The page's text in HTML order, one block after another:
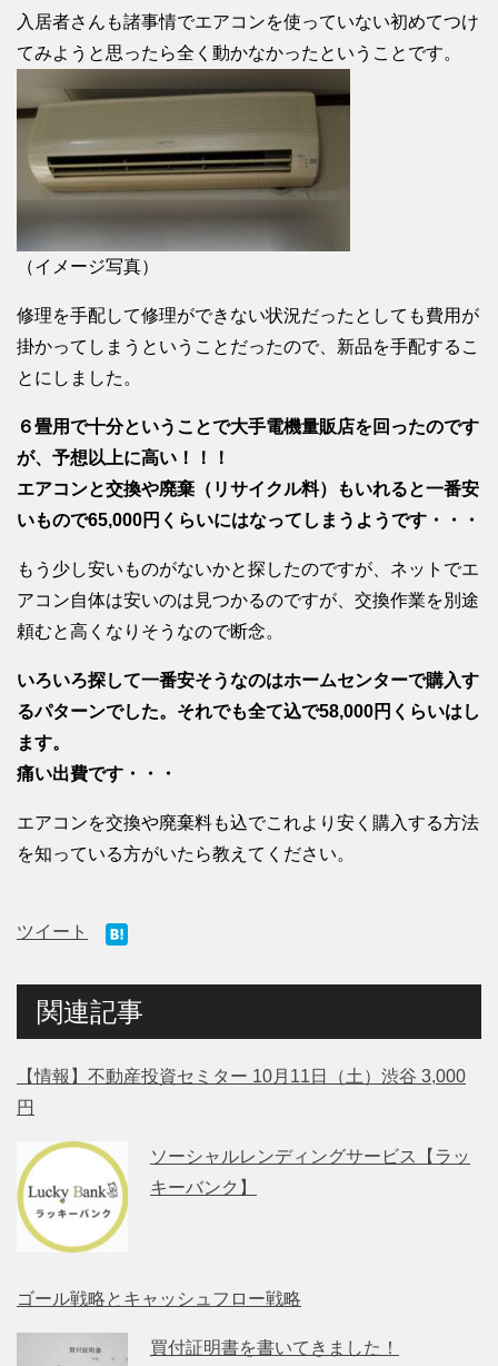
入居者さんも諸事情でエアコンを使っていない初めてつけ
てみようと思ったら全く動かなかったということです。
（イメージ写真）
修理を手配して修理ができない状況だったとしても費用が
掛かってしまうということだったので、新品を手配するこ
とにしました。
６畳用で十分ということで大手電機量販店を回ったのです
が、予想以上に高い！！！
エアコンと交換や廃棄（リサイクル料）もいれると一番安
いもので65,000円くらいにはなってしまうようです・・・
もう少し安いものがないかと探したのですが、ネットでエ
アコン自体は安いのは見つかるのですが、交換作業を別途
頼むと高くなりそうなので断念。
いろいろ探して一番安そうなのはホームセンターで購入す
るパターンでした。それでも全て込で58,000円くらいはし
ます。
痛い出費です・・・
エアコンを交換や廃棄料も込でこれより安く購入する方法
を知っている方がいたら教えてください。
ツイート
関連記事
【情報】不動産投資セミター 10月11日（土）渋谷 3,000
円
ソーシャルレンディングサービス【ラッ
キーバンク】
ゴール戦略とキャッシュフロー戦略
買付証明書を書いてきました！